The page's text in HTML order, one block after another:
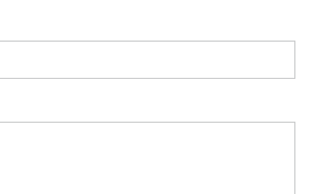
3 августа 2024 в 11:45:
выпить чай или кофе и я извиняюсь
с каким нибудь мужчиной.